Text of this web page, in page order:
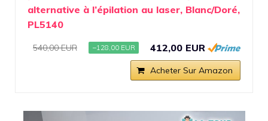
alternative à l’épilation au laser, Blanc/Doré,
PL5140
540,00 EUR −128,00 EUR 412,00 EUR
Acheter Sur Amazon